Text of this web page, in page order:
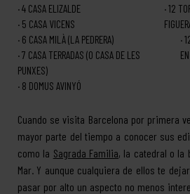
4 CASA ELIZALDE
5 CASA VICENS
6 CASA MILÀ (LA PEDRERA)
7 CASA TERRADAS (O CASA DE LES
PUNXES)
8 DOMUS AVINYÓ
12
Cuando se visita Barcelona por primera
mayor parte del tiempo a conocer sus
como la Sagrada Familia, la catedral o la
Mar. Y aunque cualquiera de ellos te
pasar por alto un aspecto no menos